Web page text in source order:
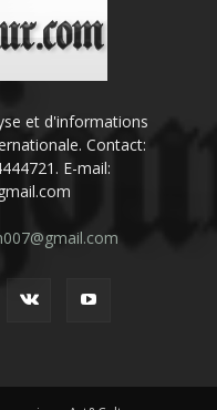
et d'informations
Contact:
E-mail: